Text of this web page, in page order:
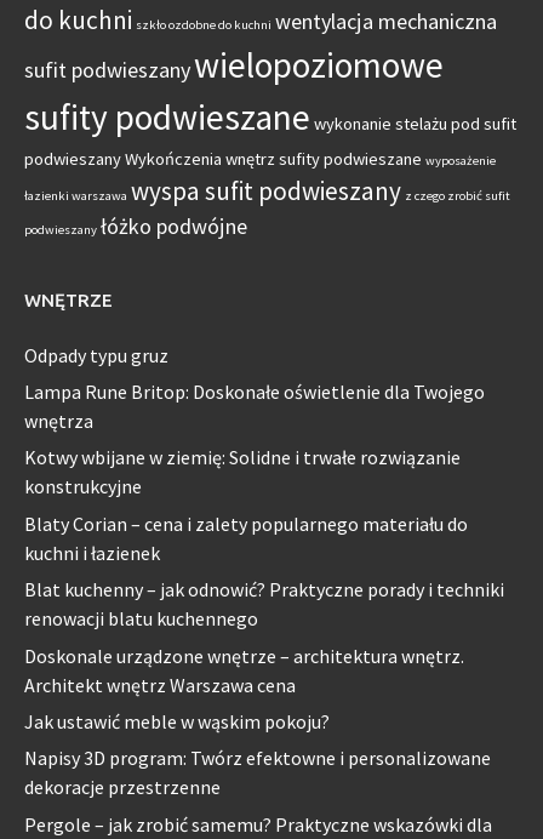
do kuchni szkło ozdobne do kuchni wentylacja mechaniczna
sufit podwieszanywielopoziomowe
sufity podwieszane wykonanie stelażu pod sufit
podwieszanyWykończenia wnętrz sufity podwieszane wyposażenie
łazienki warszawa wyspa sufit podwieszany z czego zrobić sufit
podwieszany łóżko podwójne
WNĘTRZE
Odpady typu gruz
Lampa Rune Britop: Doskonałe oświetlenie dla Twojego
wnętrza
Kotwy wbijane w ziemię: Solidne i trwałe rozwiązanie
konstrukcyjne
Blaty Corian – cena i zalety popularnego materiału do
kuchni i łazienek
Blat kuchenny – jak odnowić? Praktyczne porady i techniki
renowacji blatu kuchennego
Doskonale urządzone wnętrze – architektura wnętrz.
Architekt wnętrz Warszawa cena
Jak ustawić meble w wąskim pokoju?
Napisy 3D program: Twórz efektowne i personalizowane
dekoracje przestrzenne
Pergole – jak zrobić samemu? Praktyczne wskazówki dla